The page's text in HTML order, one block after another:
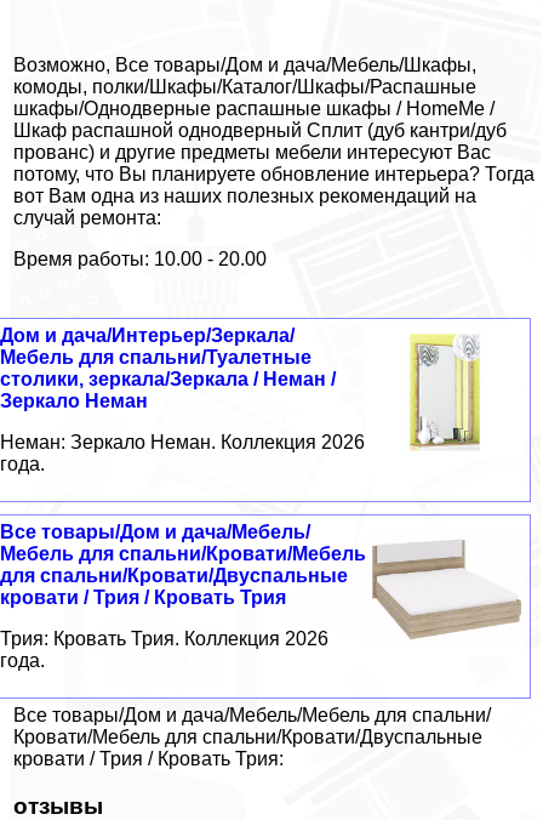
Возможно, Все товары/Дом и дача/Мебель/Шкафы,
комоды, полки/Шкафы/Каталог/Шкафы/Распашные
шкафы/Однодверные распашные шкафы / HomeMe /
Шкаф распашной однодверный Сплит (дуб кантри/дуб
прованс) и другие предметы мебели интересуют Вас
потому, что Вы планируете обновление интерьера? Тогда
вот Вам одна из наших полезных рекомендаций на
случай ремонта:
Время работы: 10.00 - 20.00
Дом и дача/Интерьер/Зеркала/
Мебель для спальни/Туалетные
столики, зеркала/Зеркала / Неман /
Зеркало Неман
Неман: Зеркало Неман. Коллекция 2026
года.
Все товары/Дом и дача/Мебель/
Мебель для спальни/Кровати/Мебель
для спальни/Кровати/Двуспальные
кровати / Трия / Кровать Трия
Трия: Кровать Трия. Коллекция 2026
года.
Все товары/Дом и дача/Мебель/Мебель для спальни/
Кровати/Мебель для спальни/Кровати/Двуспальные
кровати / Трия / Кровать Трия:
отзывы